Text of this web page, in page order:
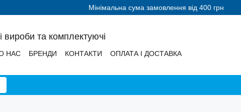
Мінімальна сума замовлення від 400 грн
вироби та комплектуючі
НАС БРЕНДИ КОНТАКТИ
ОПЛАТА І ДОСТАВКА